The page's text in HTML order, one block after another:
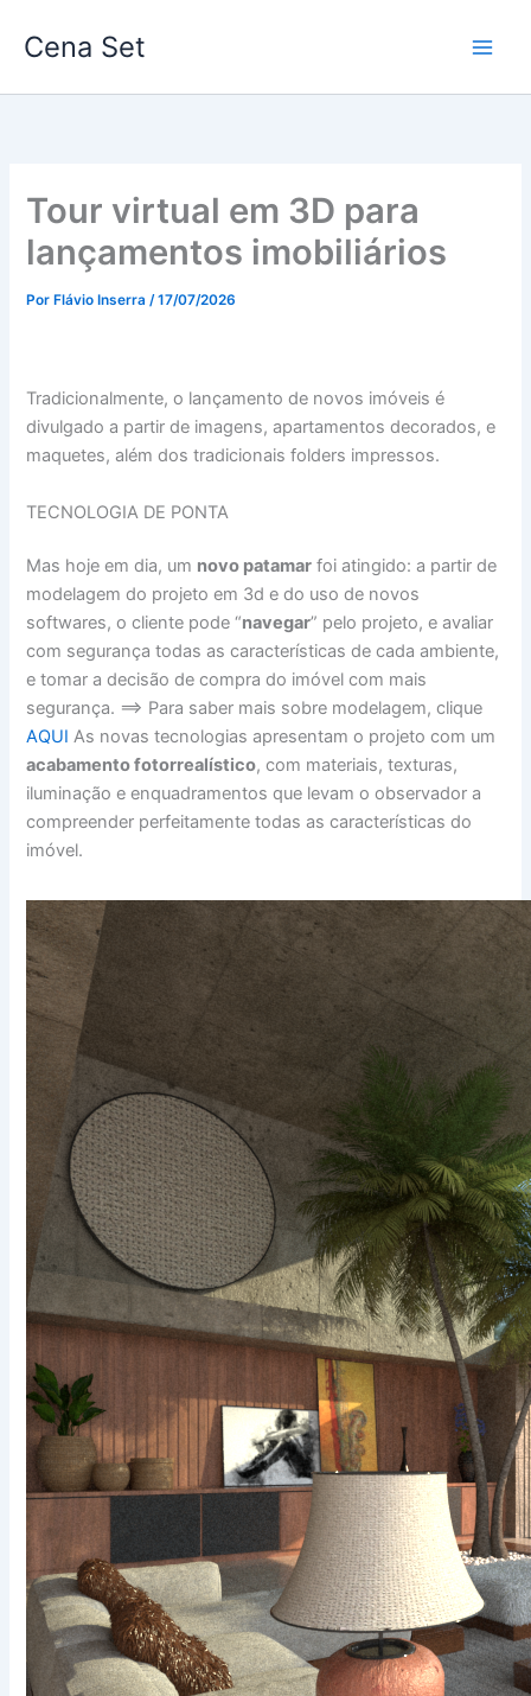
para
conteúdo
Cena Set
Tour virtual em 3D para
lançamentos imobiliários
Por Flávio Inserra/17/07/2026
Tradicionalmente, o lançamento de novos imóveis é
divulgado a partir de imagens, apartamentos decorados, e
maquetes, além dos tradicionais folders impressos.
TECNOLOGIA DE PONTA
Mas hoje em dia, um novo patamar foi atingido: a partir de
modelagem do projeto em 3d e do uso de novos
softwares, o cliente pode “navegar” pelo projeto, e avaliar
com segurança todas as características de cada ambiente,
e tomar a decisão de compra do imóvel com mais
segurança. ==> Para saber mais sobre modelagem, clique
AQUI As novas tecnologias apresentam o projeto com um
acabamento fotorrealístico, com materiais, texturas,
iluminação e enquadramentos que levam o observador a
compreender perfeitamente todas as características do
imóvel.